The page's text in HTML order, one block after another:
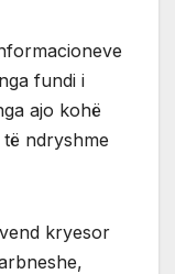
fundi i
ajo kohë
ndryshme
kryesor